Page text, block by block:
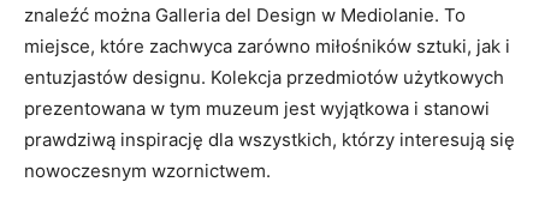
znaleźć można Galleria del⁣ Design ⁤w‌ Mediolanie. To
miejsce, które zachwyca zarówno miłośników sztuki,​ jak i
entuzjastów⁣ designu. Kolekcja przedmiotów użytkowych
‌prezentowana w⁣ tym⁣ muzeum ​jest ​wyjątkowa ⁢i‍ stanowi
prawdziwą⁢ inspirację dla wszystkich, którzy interesują ⁢się
nowoczesnym wzornictwem.